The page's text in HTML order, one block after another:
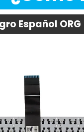
Español ORG